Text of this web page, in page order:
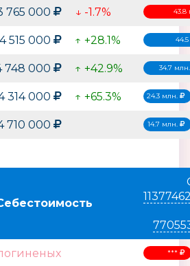
765 000 ↓ -1.7%
515 000 ↑ +28.1%
748 000 ↑ +42.9% 34.7
314 000 ↑ +65.3% 24.3 млн.
710 000 14.7 млн.
***